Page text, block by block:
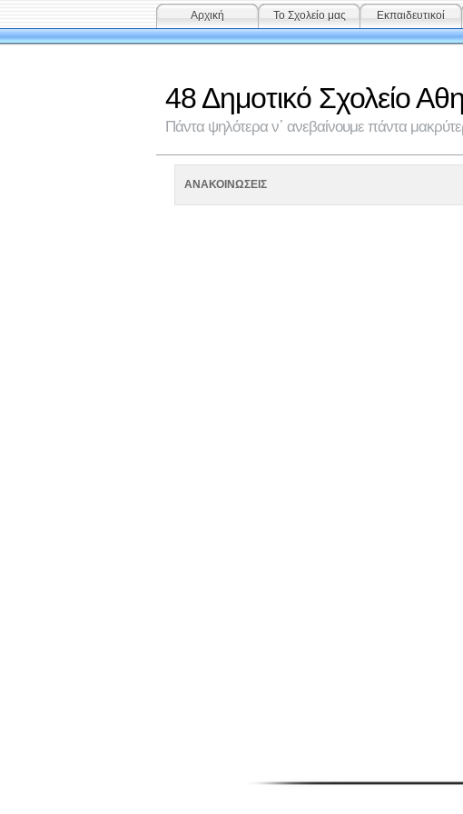
Αρχική Το Σχολείο μας Εκπαιδευτικοί
48 Δημοτικό Σχολείο
Πάντα ψηλότερα ν᾽ ανεβαίνουμε πάντα
ΑΝΑΚΟΙΝΩΣΕΙΣ